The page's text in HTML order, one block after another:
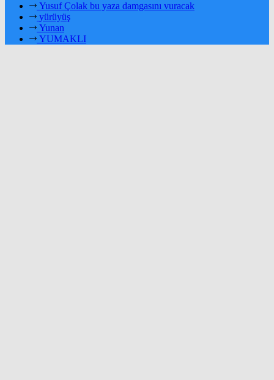
Yusuf Çolak bu yaza damgasını vuracak
yürüyüş
Yunan
YUMAKLI